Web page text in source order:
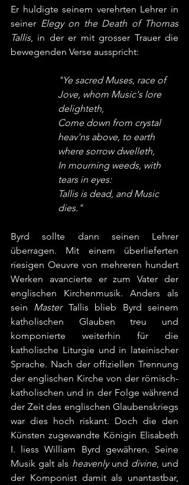
Er huldigte seinem verehrten Lehrer in
seiner Elegy on the Death of Thomas
Tallis, in der er mit grosser Trauer die
bewegenden Verse ausspricht:
"Ye sacred Muses, race of
Jove, whom Music's lore
delighteth,
Come down from crystal
heav'ns above, to earth
where sorrow dwelleth,
In mourning weeds, with
tears in eyes:
Tallis is dead, and Music
dies."
Byrd sollte dann seinen Lehrer
überragen. Mit einem überlieferten
riesigen Oeuvre von mehreren hundert
Werken avancierte er zum Vater der
englischen Kirchenmusik. Anders als
sein Master Tallis blieb Byrd seinem
katholischen Glauben treu und
komponierte weiterhin für die
katholische Liturgie und in lateinischer
Sprache. Nach der offiziellen Trennung
der englischen Kirche von der römisch-
katholischen und in der Folge während
der Zeit des englischen Glaubenskriegs
war dies hoch riskant. Doch die den
Künsten zugewandte Königin Elisabeth
I. liess William Byrd gewähren. Seine
Musik galt als heavenly und divine, und
der Komponist damit als unantastbar,